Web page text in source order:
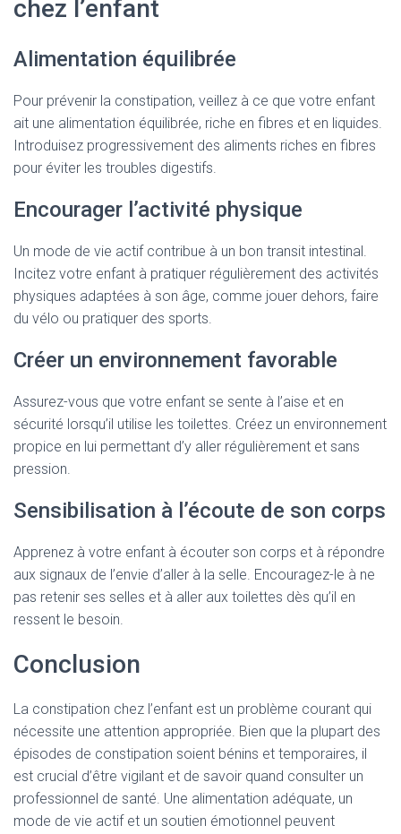
chez l’enfant
Alimentation équilibrée
Pour prévenir la constipation, veillez à ce que votre enfant
ait une alimentation équilibrée, riche en fibres et en liquides.
Introduisez progressivement des aliments riches en fibres
pour éviter les troubles digestifs.
Encourager l’activité physique
Un mode de vie actif contribue à un bon transit intestinal.
Incitez votre enfant à pratiquer régulièrement des activités
physiques adaptées à son âge, comme jouer dehors, faire
du vélo ou pratiquer des sports.
Créer un environnement favorable
Assurez-vous que votre enfant se sente à l’aise et en
sécurité lorsqu’il utilise les toilettes. Créez un environnement
propice en lui permettant d’y aller régulièrement et sans
pression.
Sensibilisation à l’écoute de son corps
Apprenez à votre enfant à écouter son corps et à répondre
aux signaux de l’envie d’aller à la selle. Encouragez-le à ne
pas retenir ses selles et à aller aux toilettes dès qu’il en
ressent le besoin.
Conclusion
La constipation chez l’enfant est un problème courant qui
nécessite une attention appropriée. Bien que la plupart des
épisodes de constipation soient bénins et temporaires, il
est crucial d’être vigilant et de savoir quand consulter un
professionnel de santé. Une alimentation adéquate, un
mode de vie actif et un soutien émotionnel peuvent